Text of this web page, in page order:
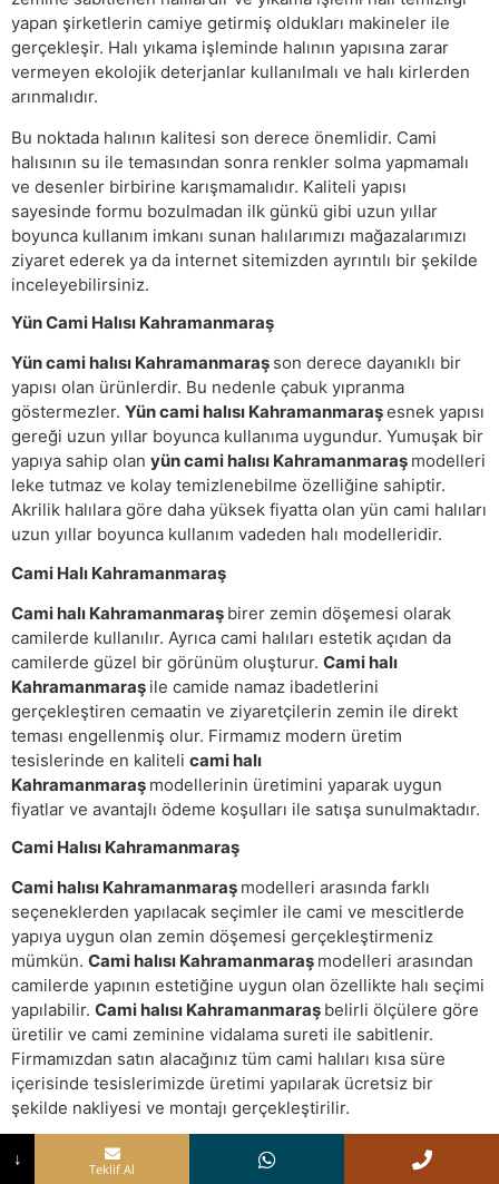
yapan şirketlerin camiye getirmiş oldukları makineler ile
gerçekleşir. Halı yıkama işleminde halının yapısına zarar
vermeyen ekolojik deterjanlar kullanılmalı ve halı kirlerden
arınmalıdır.
Bu noktada halının kalitesi son derece önemlidir. Cami
halısının su ile temasından sonra renkler solma yapmamalı
ve desenler birbirine karışmamalıdır. Kaliteli yapısı
sayesinde formu bozulmadan ilk günkü gibi uzun yıllar
boyunca kullanım imkanı sunan halılarımızı mağazalarımızı
ziyaret ederek ya da internet sitemizden ayrıntılı bir şekilde
inceleyebilirsiniz.
Yün Cami Halısı Kahramanmaraş
Yün cami halısı Kahramanmaraş son derece dayanıklı bir
yapısı olan ürünlerdir. Bu nedenle çabuk yıpranma
göstermezler. Yün cami halısı Kahramanmaraşesnek yapısı
gereği uzun yıllar boyunca kullanıma uygundur. Yumuşak bir
yapıya sahip olan yün cami halısı Kahramanmaraş modelleri
leke tutmaz ve kolay temizlenebilme özelliğine sahiptir.
Akrilik halılara göre daha yüksek fiyatta olan yün cami halıları
uzun yıllar boyunca kullanım vadeden halı modelleridir.
Cami Halı Kahramanmaraş
Cami halı Kahramanmaraş birer zemin döşemesi olarak
camilerde kullanılır. Ayrıca cami halıları estetik açıdan da
camilerde güzel bir görünüm oluşturur. Cami halı
Kahramanmaraş ile camide namaz ibadetlerini
gerçekleştiren cemaatin ve ziyaretçilerin zemin ile direkt
teması engellenmiş olur. Firmamız modern üretim
tesislerinde en kaliteli cami halı
Kahramanmaraş modellerinin üretimini yaparak uygun
fiyatlar ve avantajlı ödeme koşulları ile satışa sunulmaktadır.
Cami Halısı Kahramanmaraş
Cami halısı Kahramanmaraş modelleri arasında farklı
seçeneklerden yapılacak seçimler ile cami ve mescitlerde
yapıya uygun olan zemin döşemesi gerçekleştirmeniz
mümkün. Cami halısı Kahramanmaraş modelleri arasından
camilerde yapının estetiğine uygun olan özellikte halı seçimi
yapılabilir. Cami halısı Kahramanmaraş belirli ölçülere göre
üretilir ve cami zeminine vidalama sureti ile sabitlenir.
Firmamızdan satın alacağınız tüm cami halıları kısa süre
içerisinde tesislerimizde üretimi yapılarak ücretsiz bir
şekilde nakliyesi ve montajı gerçekleştirilir.
Cami Halı Kahramanmaraş
↓
Teklif Al